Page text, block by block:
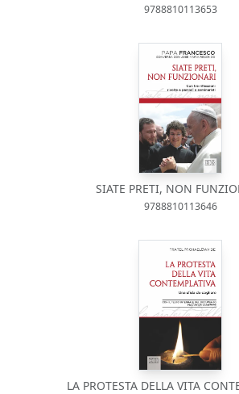
9788810113653
SIATE PRETI, NON
9788810113646
LA PROTESTA DELLA VITA